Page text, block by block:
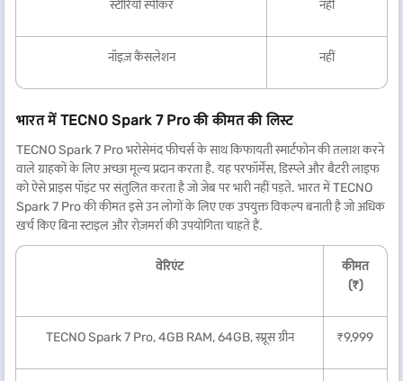
स्टीरियो स्पीकर नहीं
नॉइज़ कैंसलेशन नहीं
भारत में TECNO Spark 7 Pro की कीमत की लिस्ट
TECNO Spark 7 Pro भरोसेमंद फीचर्स के साथ किफायती स्मार्टफोन की तलाश करने
वाले ग्राहकों के लिए अच्छा मूल्य प्रदान करता है. यह परफॉर्मेंस, डिस्प्ले और बैटरी लाइफ
को ऐसे प्राइस पॉइंट पर संतुलित करता है जो जेब पर भारी नहीं पड़ते. भारत में TECNO
Spark 7 Pro की कीमत इसे उन लोगों के लिए एक उपयुक्त विकल्प बनाती है जो अधिक
खर्च किए बिना स्टाइल और रोज़मर्रा की उपयोगिता चाहते हैं.
वेरिएंट
कीमत
(₹)
TECNO Spark 7 Pro, 4GB RAM, 64GB, स्प्रूस ग्रीन ₹9,999